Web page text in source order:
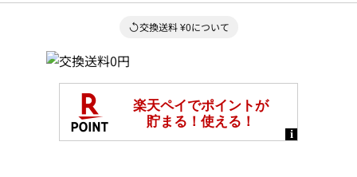
交換送料 ¥0について